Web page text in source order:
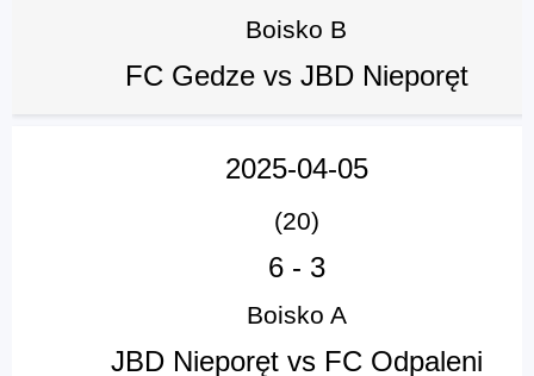
Boisko B
FC Gedze vs JBD Nieporęt
2025-04-05
(20)
6- 3
Boisko A
JBD Nieporęt vs FC Odpaleni